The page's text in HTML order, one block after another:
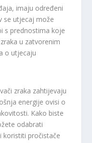
imaju određeni
se utjecaj može
s prednostima koje
u zatvorenim
o utjecaju
zraka zahtijevaju
energije ovisi o
Kako biste
odabrati
koristiti pročistače